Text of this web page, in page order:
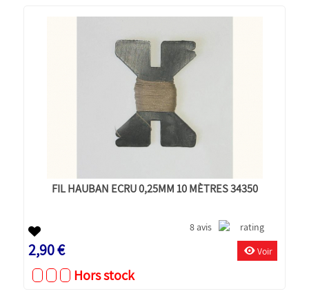
FIL HAUBAN ECRU 0,25MM 10 MÈTRES 34350
8 avis
2,90 € Voir
Hors stock